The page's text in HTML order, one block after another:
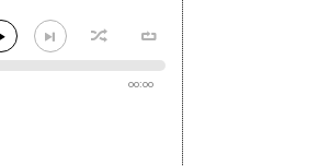
00:00